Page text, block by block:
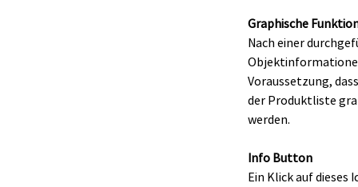
Graphische
Nach einer
Voraussetzung,
der Produktliste
werden.
Info Button
Ein Klick auf